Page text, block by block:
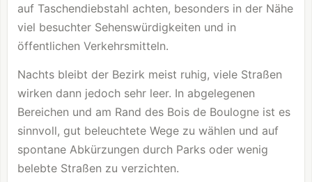
auf Taschendiebstahl achten, besonders in der Nähe
viel besuchter Sehenswürdigkeiten und in
öffentlichen Verkehrsmitteln.
Nachts bleibt der Bezirk meist ruhig, viele Straßen
wirken dann jedoch sehr leer. In abgelegenen
Bereichen und am Rand des Bois de Boulogne ist es
sinnvoll, gut beleuchtete Wege zu wählen und auf
spontane Abkürzungen durch Parks oder wenig
belebte Straßen zu verzichten.